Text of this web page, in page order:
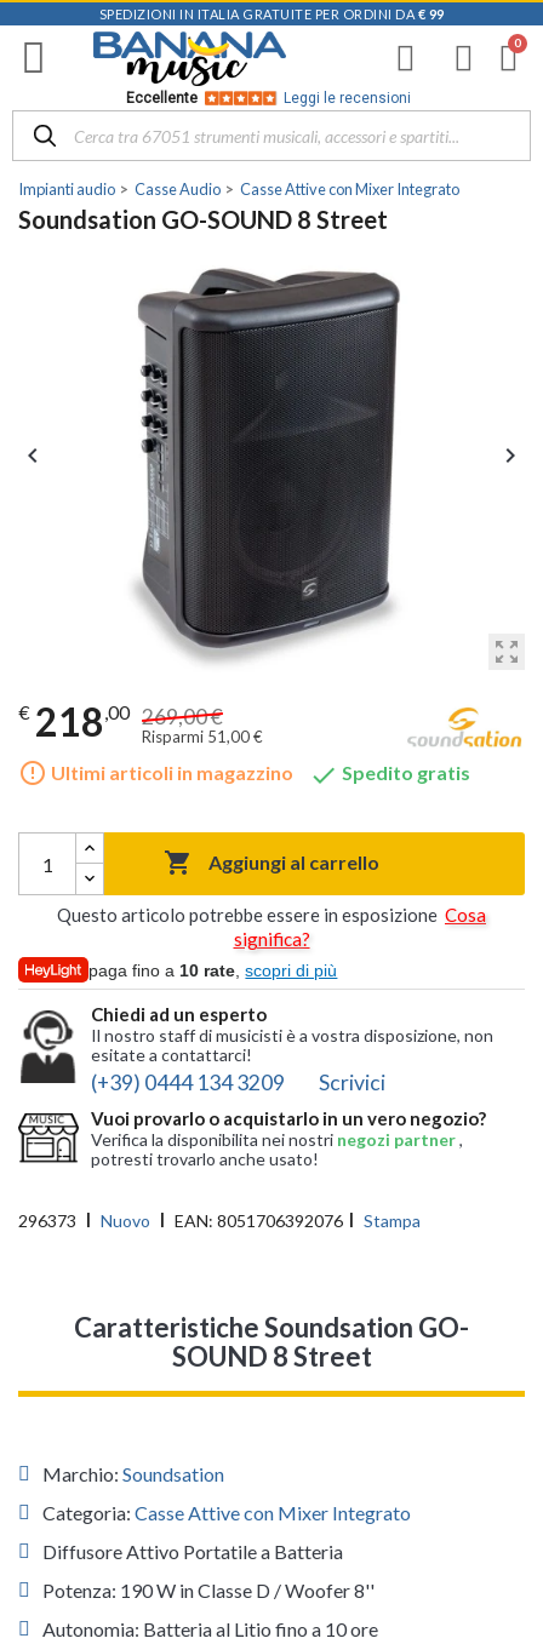
SPEDIZIONI IN ITALIA GRATUITE PER ORDINI DA € 99
Eccellente Leggi le recensioni
Impianti audio Casse Audio Casse Attive con Mixer Integrato
Soundsation GO-SOUND 8 Street
zoom_out_map
 
€ 218,00 269,00 €
Risparmi 51,00 €
error_outline Ultimi articoli in magazzino  Spedito gratis
 Aggiungi al carrello
Questo articolo potrebbe essere in esposizione Cosa
significa?
paga fino a 10 rate ,scopri di più
Chiedi ad un esperto
Il nostro staff di musicisti è a vostra disposizione, non
esitate a contattarci!
(+39) 0444 134 3209 Scrivici
Vuoi provarlo o acquistarlo in un vero negozio?
Verifica la disponibilita nei nostri negozi partner,
potresti trovarlo anche usato!
296373 Nuovo EAN: 8051706392076 Stampa
Caratteristiche Soundsation GO-
SOUND 8 Street
Marchio: Soundsation
Categoria: Casse Attive con Mixer Integrato
Diffusore Attivo Portatile a Batteria
Potenza: 190 W in Classe D / Woofer 8''
Autonomia: Batteria al Litio fino a 10 ore